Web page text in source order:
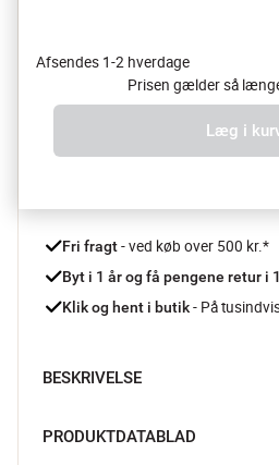
Afsendes 1-2 hverdage
Prisen gælder så
Læg i
Fri fragt - ved køb over 500 kr.*
Byt i 1 år og få pengene retur i
Klik og hent i butik - På
BESKRIVELSE
termometer. Perfekt til at sikre, at
PRODUKTDATABLAD